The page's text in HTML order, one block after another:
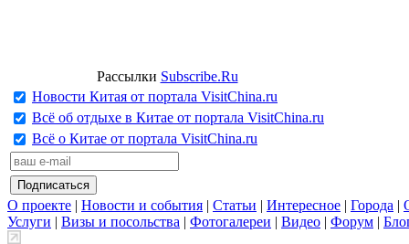
Рассылки Subscribe.Ru
Новости Китая от портала VisitChina.ru
Всё об отдыхе в Китае от портала VisitChina.ru
Всё о Китае от портала VisitChina.ru
О проекте | Новости и события | Статьи | Интересное | Города |
Услуги | Визы и посольства | Фотогалереи | Видео | Форум |